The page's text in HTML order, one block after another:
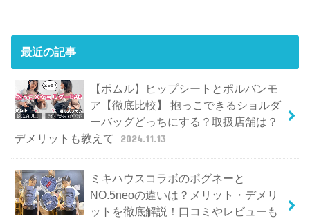
最近の記事
【ポムル】ヒップシートとポルバンモ
ア【徹底比較】 抱っこできるショルダ
ーバッグどっちにする？取扱店舗は？
デメリットも教えて
2024.11.13
ミキハウスコラボのポグネーと
NO.5neoの違いは？メリット・デメリ
ットを徹底解説！口コミやレビューも